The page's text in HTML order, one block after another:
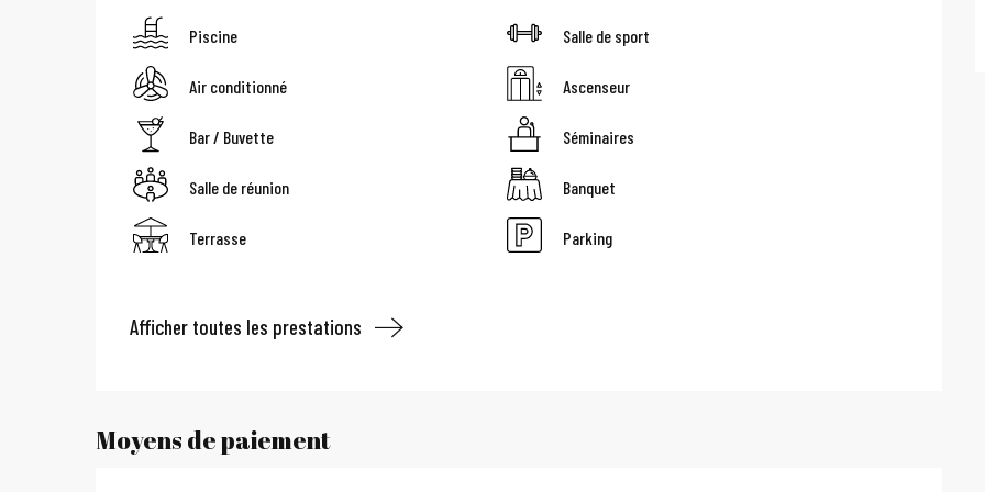
Piscine Salle de sport
Air conditionné Ascenseur
Bar / Buvette Séminaires
Salle de réunion Banquet
Terrasse Parking
Afficher toutes les prestations
Moyens de paiement